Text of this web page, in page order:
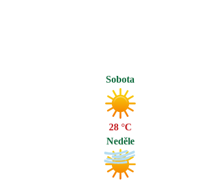
Sobota
28 °C
Neděle